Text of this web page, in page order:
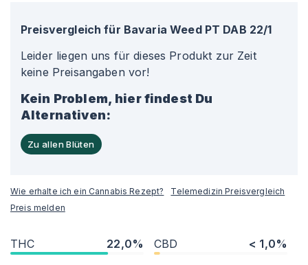
Preisvergleich für Bavaria Weed PT DAB 22/1
Leider liegen uns für dieses Produkt zur Zeit
keine Preisangaben vor!
Kein Problem, hier findest Du
Alternativen:
Zu allen Blüten
Wie erhalte ich ein Cannabis Rezept?
Telemedizin Preisvergleich
Preis melden
THC 22,0% CBD < 1,0%